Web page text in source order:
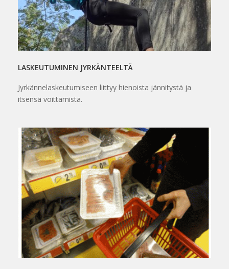
LASKEUTUMINEN JYRKÄNTEELTÄ
Jyrkännelaskeutumiseen liittyy hienoista jännitystä ja
itsensä voittamista.